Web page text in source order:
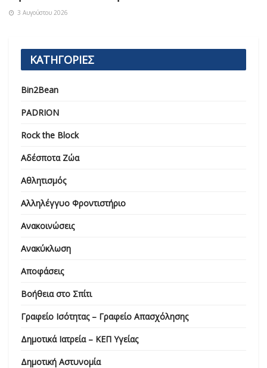
3 Αυγούστου 2026
ΚΑΤΗΓΟΡΙΕΣ
Bin2Bean
PADRION
Rock the Block
Αδέσποτα Ζώα
Αθλητισμός
Αλληλέγγυο Φροντιστήριο
Ανακοινώσεις
Ανακύκλωση
Αποφάσεις
Βοήθεια στο Σπίτι
Γραφείο Ισότητας – Γραφείο Απασχόλησης
Δημοτικά Ιατρεία – ΚΕΠ Υγείας
Δημοτική Αστυνομία